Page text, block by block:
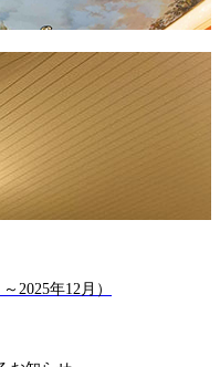
2025年12月）